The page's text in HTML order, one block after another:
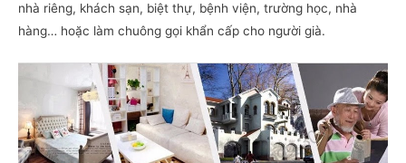
nhà riêng, khách sạn, biệt thự, bệnh viện, trường học, nhà
hàng… hoặc làm chuông gọi khẩn cấp cho người già.